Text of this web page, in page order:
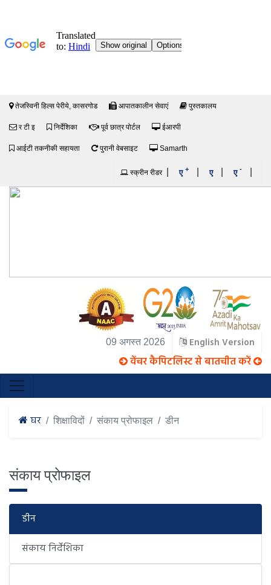
तेजस्विनी हिल्स पेरीये, कासरगोड आपातकालीन सेवाएं पुस्तकालय
र टी इ निर्देशिका पूर्व छात्र पोर्टल ईआरपी
आईटी तकनीकी सहायता पुरानी वेबसाइट Samarth
स्क्रीन रीडर ए + ए ए -
09 अगस्त 2026 English Version
वेंचर कैपिटलिस्ट से बातचीत करें
घर शिक्षाविदों संकाय प्रोफाइल डीन
संकाय प्रोफाइल
डीन
संकाय निर्देशिका